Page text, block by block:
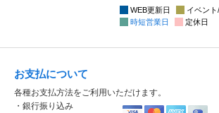
WEB更新日
イベン
時短営業日
定休日
お支払について
各種お支払方法をご利用いただけます。
・銀行振り込み